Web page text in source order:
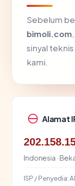
Sebelum
bimoli.com
sinyal
kami.
Alamat
Indonesia ·
ISP / Penyedia: